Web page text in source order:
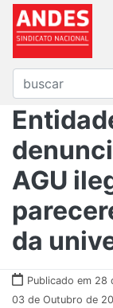
AGU
da
Publicado em 28
03 de Outubro de